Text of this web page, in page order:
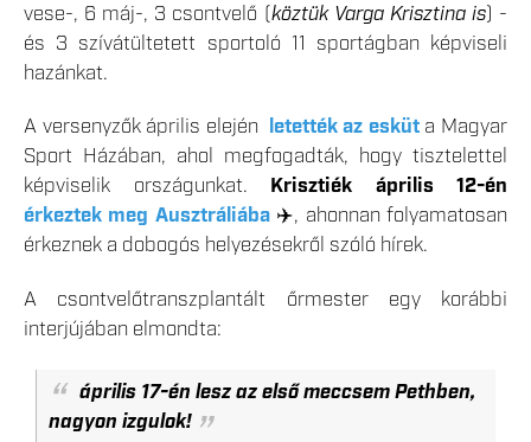
vese-, 6 máj-, 3 csontvelő (köztük Varga Krisztina is) -
és 3 szívátültetett sportoló 11 sportágban képviseli
hazánkat.
A versenyzők április elején letették az esküt a Magyar
Sport Házában, ahol megfogadták, hogy tisztelettel
képviselik országunkat. Krisztiék április 12-én
érkeztek meg Ausztráliába ✈️, ahonnan folyamatosan
érkeznek a dobogós helyezésekről szóló hírek.
A csontvelőtranszplantált őrmester egy korábbi
interjújában elmondta:
április 17-én lesz az első meccsem Pethben,
nagyon izgulok!